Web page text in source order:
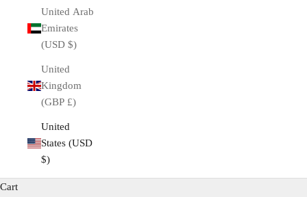
United Arab
Emirates
(USD $)
United
Kingdom
(GBP £)
United
States (USD
$)
Cart